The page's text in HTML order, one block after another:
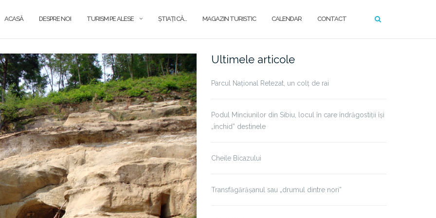
ACASĂ DESPRE NOI TURISM PE ALESE ŞTIAŢI CĂ… MAGAZIN TURISTIC CALENDAR CONTACT
Ultimele articole
Parcul Național Retezat, un colț de rai
Podul Minciunilor din Sibiu, locul în care îndrăgostiții își
„închid” destinele
Cheile Bicazului
Transfăgărășanul sau „drumul dintre nori”